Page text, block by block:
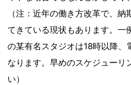
（注：近年の働き方改革で、
てきている現状もあります。一
の某有名スタジオは18時以降、
なります。早めのスケジューリ
い）